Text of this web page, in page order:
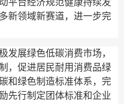
平台经济规范健康持续发
新领域新赛道，进一步完
发展绿色低碳消费市场，
，促进居民耐用消费品绿
和绿色制造标准体系，完
先行制定团体标准和企业